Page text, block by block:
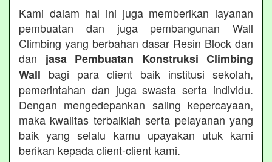
Kami dalam hal ini juga memberikan layanan
pembuatan dan juga pembangunan Wall
Climbing yang berbahan dasar Resin Block dan
dan jasa Pembuatan Konstruksi Climbing
Wall bagi para client baik institusi sekolah,
pemerintahan dan juga swasta serta individu.
Dengan mengedepankan saling kepercayaan,
maka kwalitas terbaiklah serta pelayanan yang
baik yang selalu kamu upayakan utuk kami
berikan kepada client-client kami.